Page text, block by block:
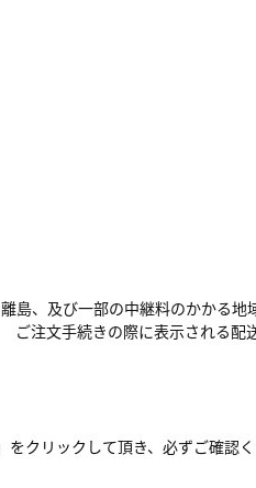
離島、及び一部の中継料のかかる地
ご注文手続きの際に表示される配
クリックして頂き、必ずご確認く